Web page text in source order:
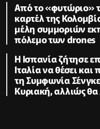
Από το «φυτώριο»
καρτέλ της
μέλη συμμοριών
πόλεμο των drones
Η Ισπανία ζήτησε
Ιταλία να θέσει
τη Συμφωνία
Κυριακή, αλλιώς